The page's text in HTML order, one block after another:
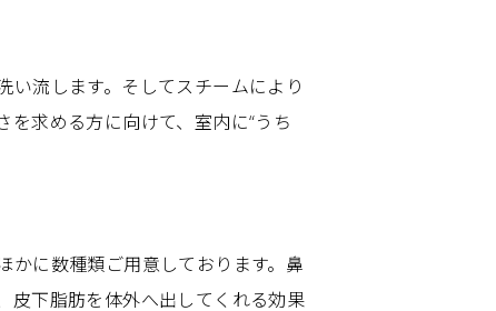
い流します。そしてスチームにより
求める方に向けて、室内に“うち
かに数種類ご用意しております。鼻
皮下脂肪を体外へ出してくれる効果